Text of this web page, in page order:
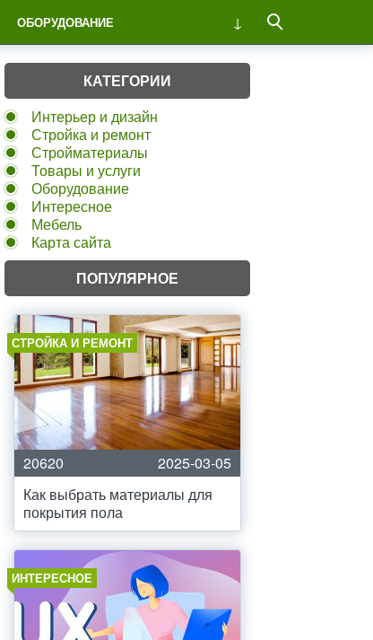
ОБОРУДОВАНИЕ
КАТЕГОРИИ
Интерьер и дизайн
Стройка и ремонт
Стройматериалы
Товары и услуги
Оборудование
Интересное
Мебель
Карта сайта
ПОПУЛЯРНОЕ
СТРОЙКА И РЕМОНТ
20620
2025-03-05
Как выбрать материалы для
покрытия пола
ИНТЕРЕСНОЕ